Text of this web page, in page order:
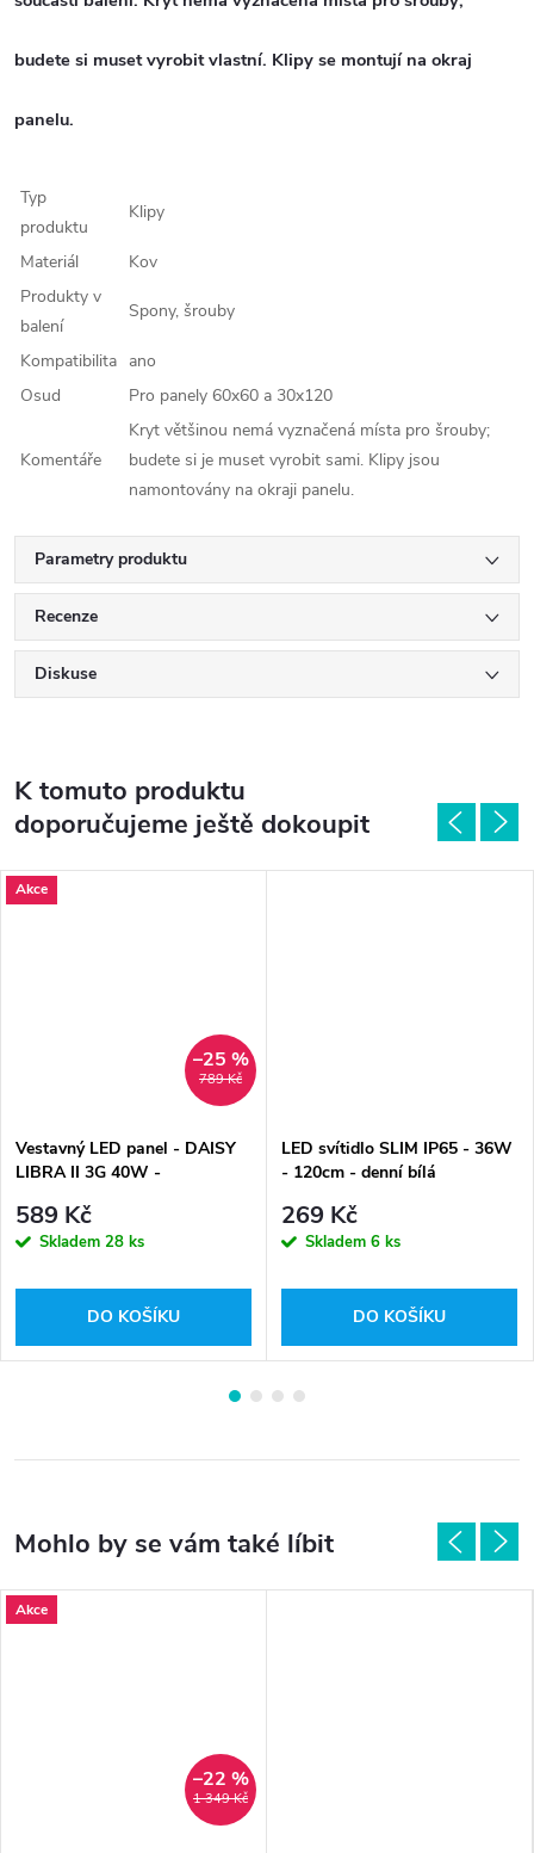
budete si muset vyrobit vlastní. Klipy se montují na okraj
panelu.
Typ
produktu
Klipy
Materiál
Kov
Produkty v
balení
Spony, šrouby
Kompatibilita ano
Osud
Pro panely 60x60 a 30x120
Komentáře
Kryt většinou nemá vyznačená místa pro šrouby;
budete si je muset vyrobit sami. Klipy jsou
namontovány na okraji panelu.
Parametry produktu
Recenze
Diskuse
K tomuto produktu
doporučujeme ještě dokoupit
Akce
789 Kč
–25 %
Vestavný LED panel - DAISY
LIBRA II 3G 40W -
589 Kč
Skladem 28 ks
DO KOŠÍKU
LED svítidlo SLIM IP65 - 36W
- 120cm - denní bílá
269 Kč
Skladem 6 ks
DO KOŠÍKU
Akce
1 349 Kč
–22 %